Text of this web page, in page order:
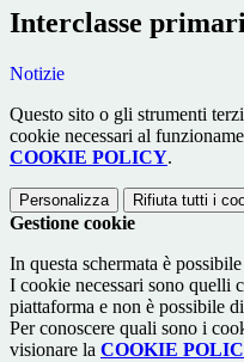
Interclasse
Notizie
Questo sito o gli strumenti
cookie necessari al
COOKIE POLICY.
Personalizza Rifiuta tutti i
Gestione cookie
In questa schermata è
I cookie necessari sono quelli
piattaforma e non è possibile
Per conoscere quali sono i
visionare la COOKIE